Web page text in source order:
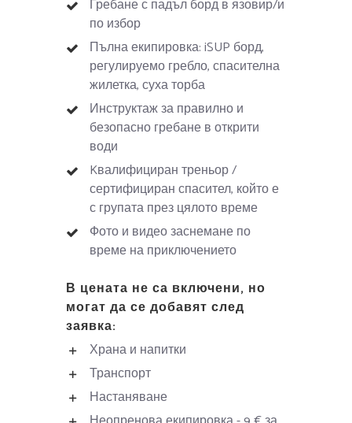
Гребане с падъл борд в язовир/и
по избор
Пълна екипировка: iSUP борд,
регулируемо гребло, спасителна
жилетка, суха торба
Инструктаж за правилно и
безопасно гребане в открити
води
Kвалифициран треньор /
сертифициран спасител, който е
с групата през цялото време
Фото и видео заснемане по
време на приключението
В цената не са включени, но
могат да се добавят след
заявка:
Храна и напитки
Транспорт
Настаняване